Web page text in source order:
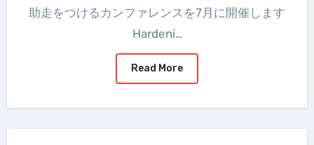
助走をつけるカンファレンスを7月に開催します
Hardeni…
Read More